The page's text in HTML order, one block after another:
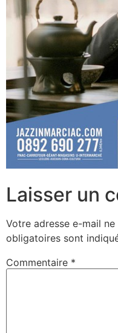
Laisser un
Votre adresse e-mail
obligatoires sont
Commentaire *